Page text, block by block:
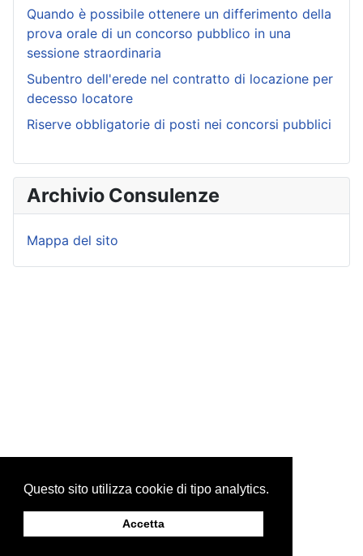
Questo sito utilizza cookie di tipo analytics.
Accetta
Quando è possibile ottenere un differimento della
prova orale di un concorso pubblico in una
sessione straordinaria
Subentro dell'erede nel contratto di locazione per
decesso locatore
Riserve obbligatorie di posti nei concorsi pubblici
Archivio Consulenze
Mappa del sito